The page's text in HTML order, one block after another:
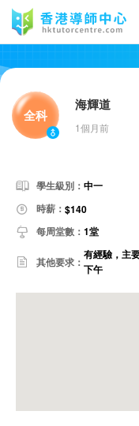
全科
海輝道
1個月前
學生級別： 中一
時薪： $140
每周堂數： 1堂
其他要求：
有經驗，主
下午